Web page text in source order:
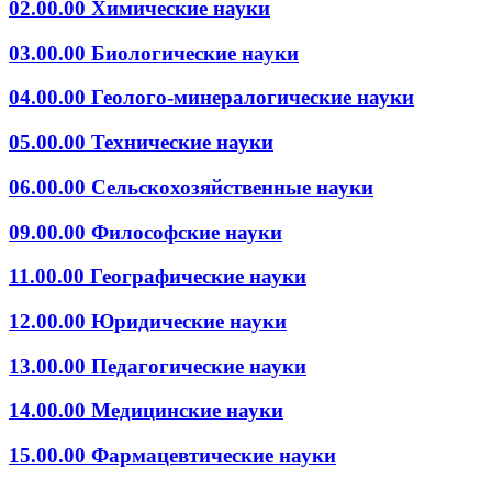
02.00.00 Химические науки
03.00.00 Биологические науки
04.00.00 Геолого-минералогические науки
05.00.00 Технические науки
06.00.00 Сельскохозяйственные науки
09.00.00 Философские науки
11.00.00 Географические науки
12.00.00 Юридические науки
13.00.00 Педагогические науки
14.00.00 Медицинские науки
15.00.00 Фармацевтические науки